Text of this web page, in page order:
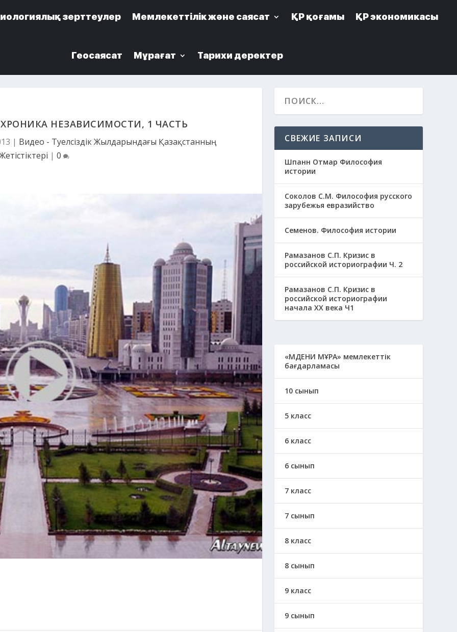
зерттеулер Мемлекеттілік және саясат ҚР қоғамы ҚР экономикасы
Геосаясат Мұрағат Тарихи деректер
зерттеулер Мемлекеттілік және саясат ҚР қоғамы ҚР экономикасы
Геосаясат Мұрағат Тарихи деректер
НЕЗАВИСИМОСТИ, 1 ЧАСТЬ
| Видео - Тәуелсіздік Жылдарындағы Қазақстанның
| 0
СВЕЖИЕ ЗАПИСИ
Шпанн Отмар Философия
истории
Соколов С.М. Философия русского
зарубежья евразийство
Семенов. Философия истории
Рамазанов С.П. Кризис в
российской историографии Ч. 2
Рамазанов С.П. Кризис в
российской историографии
начала ХХ века Ч1
«МӘДЕНИ МҰРА» мемлекеттік
бағдарламасы
10 сынып
5 класс
6 класс
6 сынып
7 класс
7 сынып
8 класс
8 сынып
9 класс
9 сынып